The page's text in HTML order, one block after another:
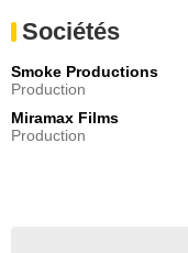
Sociétés
Smoke Productions
Production
Miramax Films
Production